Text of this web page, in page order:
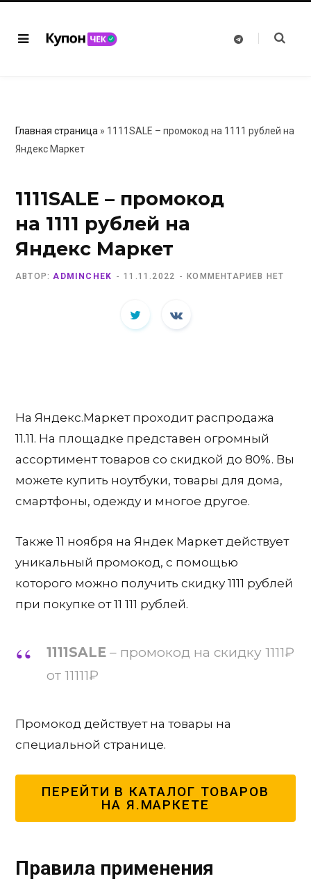
T
Главная страница » 1111SALE – промокод на 1111 рублей на
Яндекс Маркет
1111SALE – промокод
на 1111 рублей на
Яндекс Маркет
АВТОР: ADMINCHEK 11.11.2022 КОММЕНТАРИЕВ НЕТ
На Яндекс.Маркет проходит распродажа
11.11. На площадке представен огромный
ассортимент товаров со скидкой до 80%. Вы
можете купить ноутбуки, товары для дома,
смартфоны, одежду и многое другое.
Также 11 ноября на Яндек Маркет действует
уникальный промокод, с помощью
которого можно получить скидку 1111 рублей
при покупке от 11 111 рублей.
1111SALE – промокод на скидку 1111₽
от 11111₽
Промокод действует на товары на
специальной странице.
ПЕРЕЙТИ В КАТАЛОГ ТОВАРОВ
НА Я.МАРКЕТЕ
Правила применения